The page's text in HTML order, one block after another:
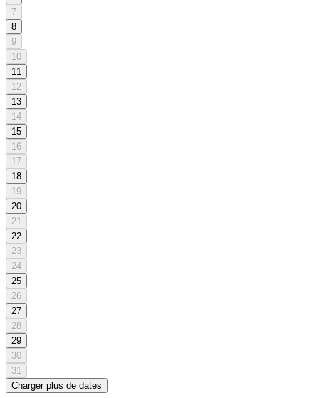
7
8
9
10
11
12
13
14
15
16
17
18
19
20
21
22
23
24
25
26
27
28
29
30
31
Charger plus de dates